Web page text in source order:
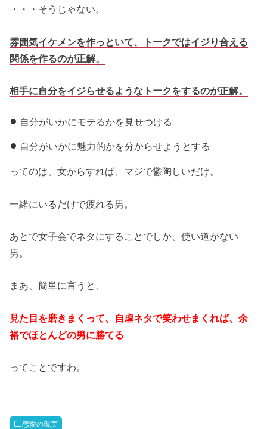
・・・そうじゃない。
雰囲気イケメンを作っといて、トークではイジり合える
関係を作るのが正解。
相手に自分をイジらせるようなトークをするのが正解。
自分がいかにモテるかを見せつける
自分がいかに魅力的かを分からせようとする
ってのは、女からすれば、マジで鬱陶しいだけ。
一緒にいるだけで疲れる男。
あとで女子会でネタにすることでしか、使い道がない
男。
まあ、簡単に言うと、
見た目を磨きまくって、自虐ネタで笑わせまくれば、余
裕でほとんどの男に勝てる
ってことですわ。
恋愛の現実